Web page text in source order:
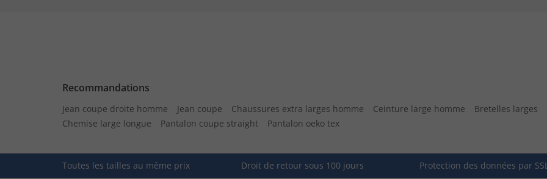
Recommandations
Jean coupe droite homme Jean coupe Chaussures extra larges homme Ceinture large homme Bretelles larges
Chemise large longue
Pantalon coupe straight Pantalon oeko tex
Toutes les tailles au même prix Droit de retour sous 100 jours Protection des données par